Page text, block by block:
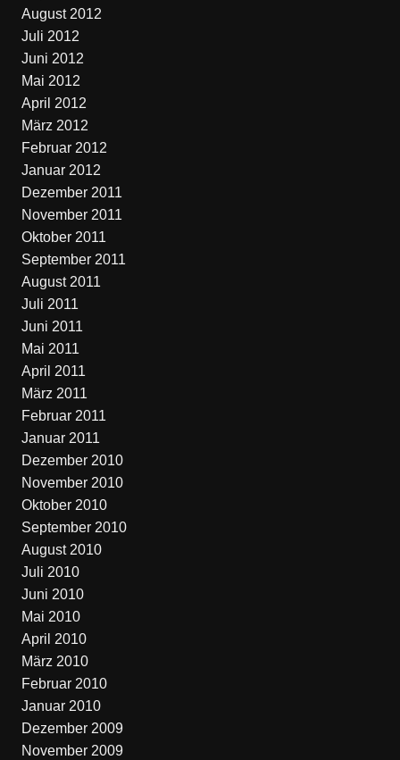
August 2012
Juli 2012
Juni 2012
Mai 2012
April 2012
März 2012
Februar 2012
Januar 2012
Dezember 2011
November 2011
Oktober 2011
September 2011
August 2011
Juli 2011
Juni 2011
Mai 2011
April 2011
März 2011
Februar 2011
Januar 2011
Dezember 2010
November 2010
Oktober 2010
September 2010
August 2010
Juli 2010
Juni 2010
Mai 2010
April 2010
März 2010
Februar 2010
Januar 2010
Dezember 2009
November 2009